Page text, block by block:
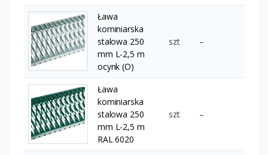
Ława
kominiarska
stalowa 250
mm L-2,5 m
ocynk (O)
szt –
Ława
kominiarska
stalowa 250
mm L-2,5 m
RAL 6020
szt –